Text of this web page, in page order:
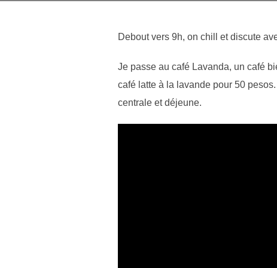
Debout vers 9h, on chill et discute
Je passe au café Lavanda, un café
café latte à la lavande pour 50
centrale et déjeune.